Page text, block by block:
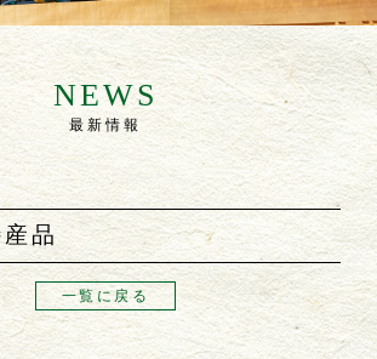
NEWS
最新情報
品
一覧に戻る